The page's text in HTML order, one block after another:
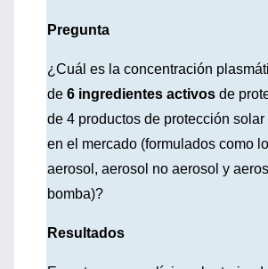
Pregunta
¿Cuál es la concentración
de 6 ingredientes activos de
de 4 productos de protección
en el mercado (formulados como
aerosol, aerosol no aerosol y
bomba)?
Resultados